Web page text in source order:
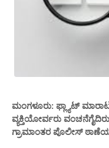
ಮಂಗಳೂರು: ಫ್ಲ್ಯಾಟ್
ವ್ಯಕ್ತಿಯೋರ್ವರು
ಗ್ರಾಮಾಂತರ ಪೊಲೀಸ್